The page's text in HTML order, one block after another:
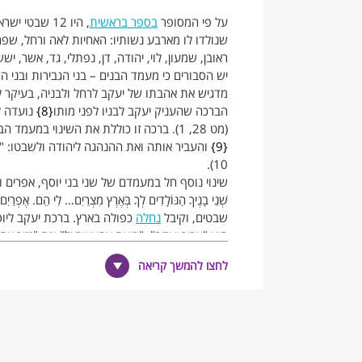
"תיאור התפתחותו והתלכדותו של עם ישראל
עם. משפחה אחת ניתקה מסביבתה הקודמת
המיוחד לה, התענפה לבתי אב ולשבטים, וסופה
מראשיתו דימוי של אחוות משפחה מורחבת.
בבית אביו, בשבטו ובעמו, ובאופן זה נגדר לו
סדר המחנה סביב אוהל מועד וברכת בלעם.
הסדר וכל יחיד נע לעצמו, מופקר לתשוקותיו,
ההתפרקות, ומנהיגי העם נלחמים בה ביד
עם זאת מוגדר מקומו של כל יחיד הגדרה נכונה
משפטית, אחריות מוסרית ואחריות היסטורית
היחיד לעם."
להוצאה.
על פי המסופר בספר בראשית, היו 12 שבטי ישראל צאצאי משפחה אחת – 12 בניו של יעקב אבינו, הוא ישראל,
שנולדו לו מארבע נשותיו: האחיות לאה ורחל,
ראובן, שמעון, לוי, יהודה, דן, נפתלי, גד, אשר,
יש הסבורים כי מעמד הבנים – בני הגבירות
מדגיש את אהבתו של יעקב לרחל ולבניה,
הברכה שהעניק יעקב לבניו לפני מותו 8
(מט 28, 1). ברכה זו כוללת את השינוי במעמד הבכורה של הבנים והשבטים: יעקב לקח את הבכורה מראובן, בנו הבכור,
9
10).
שינוי נוסף חל במעמדם של שני בני יוסף,
שְׁנֵי בָנֶיךָ הַנּוֹלָדִים לְךָ בְּאֶרֶץ מִצְרַיִם… לִי הֵם. אֶפְרַיִם
שבטים, וקיבל נחלה כפולה בארץ. ברכת יעקב
הוא "אַבִּיר יעקב", "רועה אבן ישראל" וגם "נְזִיר אֶחָיו"
משבטי ישראל - לעם ישראל
לחצו להמשך קריאה